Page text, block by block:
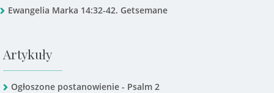
Ewangelia Marka 14:32-42. Getsemane
Artykuły
Ogłoszone postanowienie - Psalm 2